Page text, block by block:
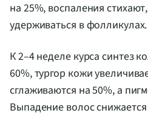
на 25%, воспаления
удерживаться в фолликулах.
К 2–4 неделе курса синтез
60%, тургор кожи
сглаживаются на 50%, а
Выпадение волос снижается